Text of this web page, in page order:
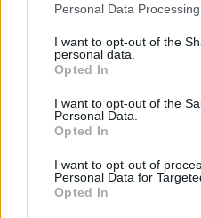
Personal Data
I want to opt-out of the
personal data.
Opted In
I want to opt-out of the
Personal Data.
Opted In
I want to opt-out of
Personal Data for
Opted In
Télécharger le
Télécharger